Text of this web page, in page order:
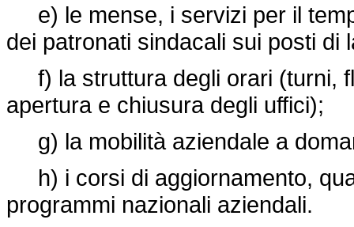
e) le mense, i servizi per il
dei patronati sindacali sui posti di
f) la struttura degli orari (turni,
apertura e chiusura degli uffici);
g) la mobilità aziendale a
h) i corsi di aggiornamento,
programmi nazionali aziendali.